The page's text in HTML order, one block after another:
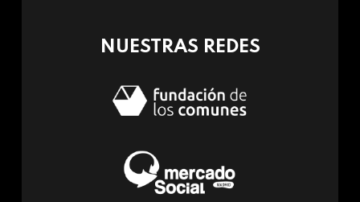
NUESTRAS REDES